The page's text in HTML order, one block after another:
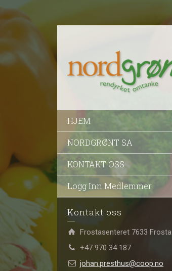
HJEM
NORDGRØNT SA
KONTAKT OSS
Logg Inn Medlemmer
Kontakt oss
Frostasenteret 7633 Frosta
+47 970 34 187
johan.presthus@coop.no